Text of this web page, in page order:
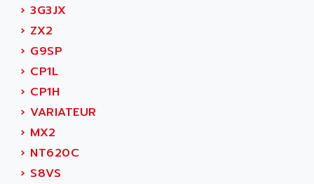
AIRMAT
AIRWELL
AISA
AIXIA SYSTEMES
AJC BATTERY
AJHUA TECHNOLOGY
AJR DIFFUSION
AK ELECTRONIQUE
› 3G3JX
› ZX2
› G9SP
› CP1L
› CP1H
› VARIATEUR
› MX2
› NT620C
› S8VS